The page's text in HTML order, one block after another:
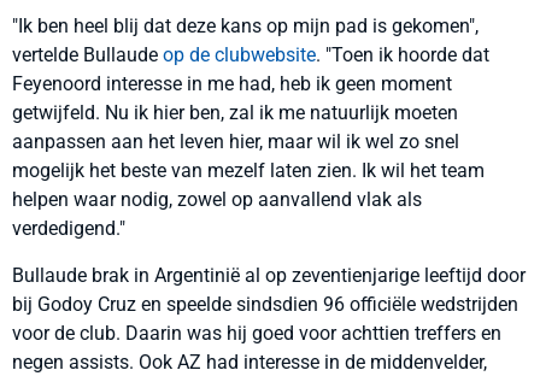
"Ik ben heel blij dat deze kans op mijn pad is gekomen",
vertelde Bullaude op de clubwebsite. "Toen ik hoorde dat
Feyenoord interesse in me had, heb ik geen moment
getwijfeld. Nu ik hier ben, zal ik me natuurlijk moeten
aanpassen aan het leven hier, maar wil ik wel zo snel
mogelijk het beste van mezelf laten zien. Ik wil het team
helpen waar nodig, zowel op aanvallend vlak als
verdedigend."
Bullaude brak in Argentinië al op zeventienjarige leeftijd door
bij Godoy Cruz en speelde sindsdien 96 officiële wedstrijden
voor de club. Daarin was hij goed voor achttien treffers en
negen assists. Ook AZ had interesse in de middenvelder,